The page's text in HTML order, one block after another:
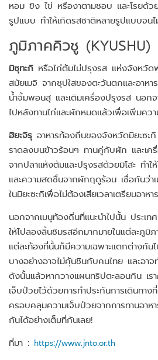
หอม ขิง ไข่ หรืองาตามชอบ และโรยด้วย
รูปแบบ ทำให้เกิดรสชาติหลายรูปแบบจนไ
ภูมิภาคคิวชู (KYUSHU)
มิซุทะกิ หรือไก่ต้มไม่ปรุงรส แห่งจังหวัด
สมัยเมจิ จากซุปใสของตะวันตกและอาหา
น้ำจิ้มพอนสุ และเติมเครื่องปรุงรส นอกจ
ไปหลังทานไก่และผักหมดแล้วเพื่อเพิ่มคว
ฮิยะจิรุ อาหารท้องถิ่นของจังหวัดมิยะซะกิ
ราดลงบนข้าวร้อนๆ ทานคู่กับผัก และเค
จากปลาแห้งต้มและปรุงรสด้วยมิโสะ ทำใ
และความสดชื่นจากผักฤดูร้อน เชื่อกันว่า
ในมิยะซะกิเพื่อไม่ต้องเสียเวลาเตรียมอาหา
นอกจากเมนูท้องถิ่นที่แนะนำไปนั้น ประเ
ให้ไปลองลิ้นชิมรสอีกมากมายในแต่ละภูมิ
แต่ละท้องที่นั้นก็มีความเฉพาะแตกต่างกัน
บางอย่างอาจไม่คุ้นชินกับคนไทย และอาจ
ดังนั้นแล้วหากวางแผนทริปตะลอนกิน เร
เจ็บป่วยไว้ด้วยการทำประกันการเดินทา
ครอบคลุมความเจ็บป่วยจากการทานอาห
กันได้อย่างเต็มที่กันเลย!
ที่มา : https://www.jnto.or.th